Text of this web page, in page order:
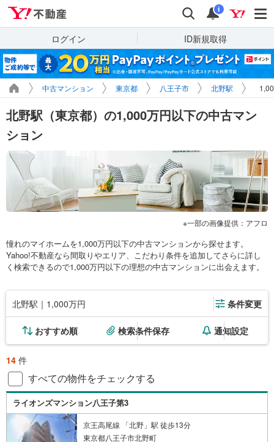
検索 通知
i
ログイン ID新規取得
中古マンション 東京都 八王子市 北野駅
北野駅（東京都）の1,000万円以下の中古マン
ション
一部の画像提供：アフロ
憧れのマイホームを1,000万円以下の中古マンションから探せます。
Yahoo!不動産なら間取りやエリア、こだわり条件を追加してさらに詳し
く検索できるので1,000万円以下の理想の中古マンションに出会えます。
北野駅｜1,000万円 条件変更
おすすめ順 検索条件保存 通知設定
14 件
すべての物件をチェックする
ライオンズマンション八王子第3
京王高尾線 「北野」駅 徒歩13分
東京都八王子市北野町